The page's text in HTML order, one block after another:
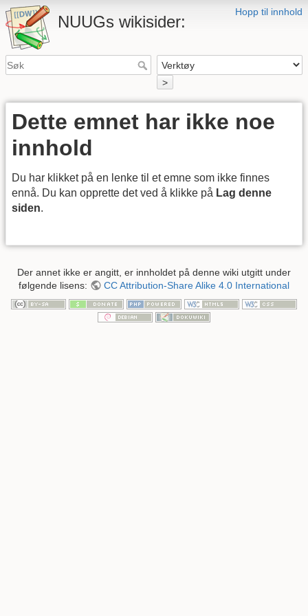
Hopp til innhold
NUUGs wikisider:
>
Dette emnet har ikke noe
innhold
Du har klikket på en lenke til et emne som ikke finnes
ennå. Du kan opprette det ved å klikke på Lag denne
siden.
Der annet ikke er angitt, er innholdet på denne wiki utgitt under
følgende lisens:
CC Attribution-Share Alike 4.0 International